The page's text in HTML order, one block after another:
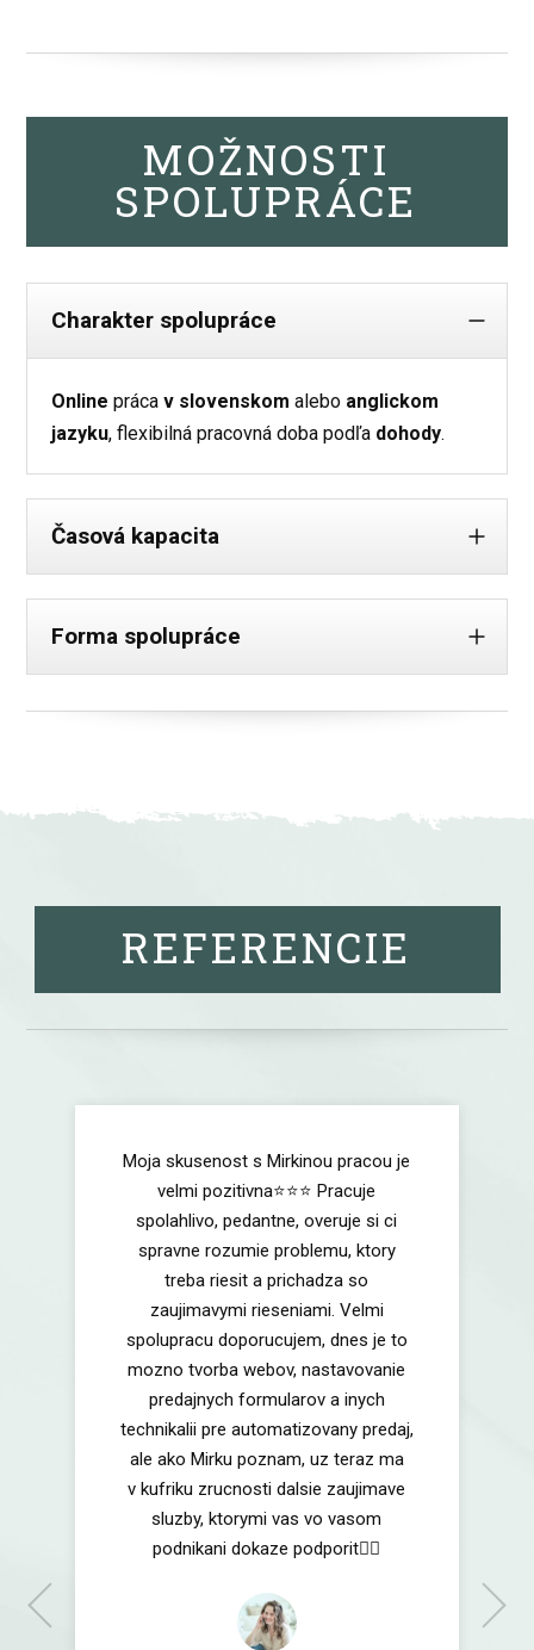
MOŽNOSTI
SPOLUPRÁCE
Charakter spolupráce
Online prácav slovenskom alebo anglickom
jazyku, flexibilná pracovná doba podľa dohody.
Časová kapacita
Forma spolupráce
REFERENCIE
Moja skusenost s Mirkinou pracou je
velmi pozitivna⭐️⭐️⭐️ Pracuje
spolahlivo, pedantne, overuje si ci
spravne rozumie problemu, ktory
treba riesit a prichadza so
zaujimavymi rieseniami. Velmi
spolupracu doporucujem, dnes je to
mozno tvorba webov, nastavovanie
predajnych formularov a inych
technikalii pre automatizovany predaj,
ale ako Mirku poznam, uz teraz ma
v kufriku zrucnosti dalsie zaujimave
sluzby, ktorymi vas vo vasom
podnikani dokaze podporit🏄‍♀️
Gabriela Revická
Zakladateľka projektu Virtuálne asistentky
Oldřich Kovář
v sektore starobného dôchodkového
sporenia s licenciou NBS | Finfluencer #2
🇸🇰
Mária Melková
ISG Merchandising Director (EMEA, APJ,
Paul Arts
EMEA Server Field Marketing Director
Daniel Werner
EMEA Server Product Line Management
Director, Dell s.r.o.
Libuška Debská